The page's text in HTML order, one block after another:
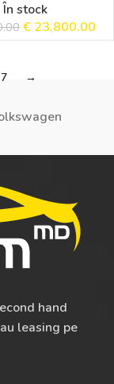
În stock
€23,800.00
7 →
hand
leasing pe